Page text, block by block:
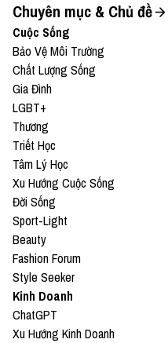
Chuyên mục & Chủ đề
Cuộc Sống
Bảo Vệ Môi Trường
Chất Lượng Sống
Gia Đình
LGBT+
Thương
Triết Học
Tâm Lý Học
Xu Hướng Cuộc Sống
Đời Sống
Sport-Light
Beauty
Fashion Forum
Style Seeker
Kinh Doanh
ChatGPT
Xu Hướng Kinh Doanh